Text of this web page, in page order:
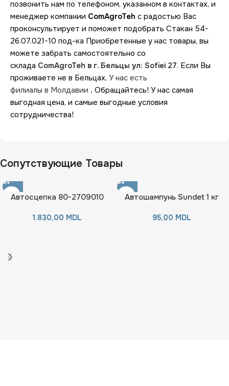
позвонить нам по телефоном, указанном в контактах, и
менеджер компании ComAgroTeh с радостью Вас
проконсультирует и поможет подобрать Стакан 54-
26.07.021-10 под-ка Приобретенные у нас товары, вы
можете забрать самостоятельно со
склада ComAgroTeh в г. Бельцы ул: Sofiei 27. Если Вы
проживаете не в Бельцах, У нас есть
филиалы в Молдавии . Обращайтесь! У нас самая
выгодная цена, и самые выгодные условия
сотрудничества!
Сопутствующие Товары
Автосцепка 80-2709010
1.830,00 MDL
Автошампунь Sundet 1 кг
95,00 MDL